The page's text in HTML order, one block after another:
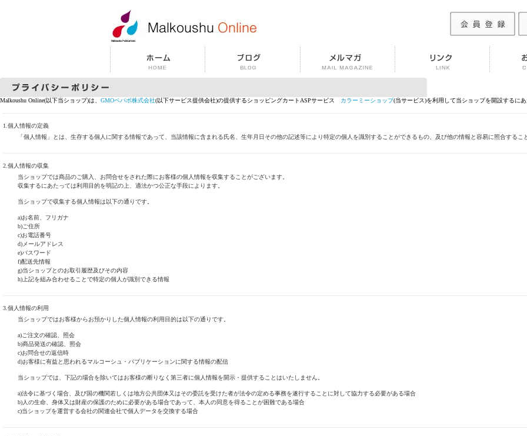
Malkoushu Online(以下当ショップ)は、 GMOペパボ株式会社(以下サービス提供会社)の提供するショッピングカートASPサービス カラーミーショップ(当サービス)を利用して当ショップを開設するに
1.個人情報の定義
「個人情報」とは、生存する個人に関する情報であって、当該情報に含まれる氏名、生年月日その他の記述等により特定の個人を識別することができるもの、及び他の情報と容易に照合する
2.個人情報の収集
当ショップでは商品のご購入、お問合せをされた際にお客様の個人情報を収集することがございます。
収集するにあたっては利用目的を明記の上、適法かつ公正な手段によります。
当ショップで収集する個人情報は以下の通りです。
a)お名前、フリガナ
b)ご住所
c)お電話番号
d)メールアドレス
e)パスワード
f)配送先情報
g)当ショップとのお取引履歴及びその内容
h)上記を組み合わせることで特定の個人が識別できる情報
3.個人情報の利用
当ショップではお客様からお預かりした個人情報の利用目的は以下の通りです。
a)ご注文の確認、照会
b)商品発送の確認、照会
c)お問合せの返信時
d)お客様に有益と思われるマルコーシュ・パブリケーションに関する情報の配信
当ショップでは、下記の場合を除いてはお客様の断りなく第三者に個人情報を開示・提供することはいたしません。
a)法令に基づく場合、及び国の機関若しくは地方公共団体又はその委託を受けた者が法令の定める事務を遂行することに対して協力する必要がある場合
b)人の生命、身体又は財産の保護のために必要がある場合であって、本人の同意を得ることが困難である場合
c)当ショップを運営する会社の関連会社で個人データを交換する場合